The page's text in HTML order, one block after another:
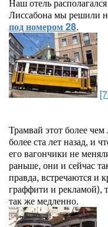
Лиссабона мы решили
под номером 28.
Трамвай этот более
более ста лет назад, и
его вагончики не
раньше, они и сейчас
правда, встречаются и
граффити и рекламой),
так же медленно.